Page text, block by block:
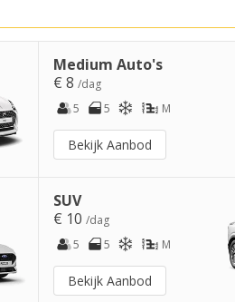
Medium Auto's
€ 8/dag
5
5 M
Bekijk Aanbod
SUV
€ 10/dag
5
5 M
Bekijk Aanbod